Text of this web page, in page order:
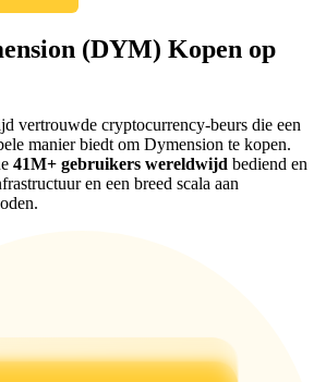
& Win
Users
· 33,333 USDT Bonus
(DYM) Kopen op
vertrouwde cryptocurrency-beurs die een
manier biedt om Dymension te kopen.
41M+ gebruikers wereldwijd bediend en
en een breed scala aan